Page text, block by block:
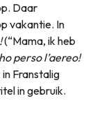
Daar
vakantie. In
(“Mama, ik heb
perso l’aereo!
Franstalig
in gebruik.